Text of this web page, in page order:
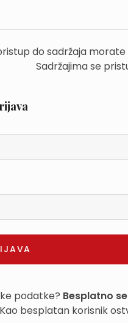
do sadržaja
Sadržajima se
podatke? Besplatno
Kao besplatan korisnik